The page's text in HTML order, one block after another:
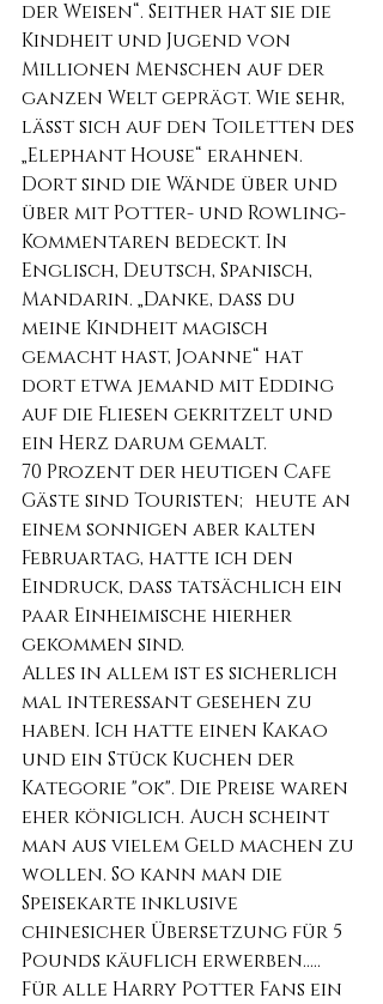
der Weisen“. Seither hat sie die
Kindheit und Jugend von
Millionen Menschen auf der
ganzen Welt geprägt. Wie sehr,
lässt sich auf den Toiletten des
„Elephant House“ erahnen.
Dort sind die Wände über und
über mit Potter- und Rowling-
Kommentaren bedeckt. In
Englisch, Deutsch, Spanisch,
Mandarin. „Danke, dass du
meine Kindheit magisch
gemacht hast, Joanne“ hat
dort etwa jemand mit Edding
auf die Fliesen gekritzelt und
ein Herz darum gemalt.
70 Prozent der heutigen Cafe
Gäste sind Touristen; heute an
einem sonnigen aber kalten
Februartag, hatte ich den
Eindruck, dass tatsächlich ein
paar Einheimische hierher
gekommen sind.
Alles in allem ist es sicherlich
mal interessant gesehen zu
haben. Ich hatte einen Kakao
und ein Stück Kuchen der
Kategorie "ok". Die Preise waren
eher königlich. Auch scheint
man aus vielem Geld machen zu
wollen. So kann man die
Speisekarte inklusive
chinesicher Übersetzung für 5
Pounds käuflich erwerben.....
Für alle Harry Potter Fans ein